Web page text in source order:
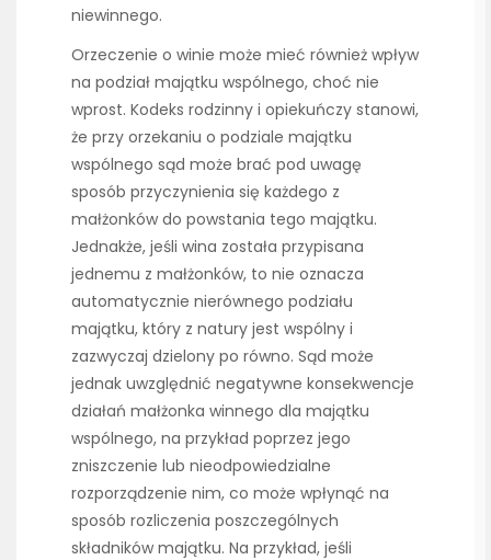
niewinnego.
Orzeczenie o winie może mieć również wpływ
na podział majątku wspólnego, choć nie
wprost. Kodeks rodzinny i opiekuńczy stanowi,
że przy orzekaniu o podziale majątku
wspólnego sąd może brać pod uwagę
sposób przyczynienia się każdego z
małżonków do powstania tego majątku.
Jednakże, jeśli wina została przypisana
jednemu z małżonków, to nie oznacza
automatycznie nierównego podziału
majątku, który z natury jest wspólny i
zazwyczaj dzielony po równo. Sąd może
jednak uwzględnić negatywne konsekwencje
działań małżonka winnego dla majątku
wspólnego, na przykład poprzez jego
zniszczenie lub nieodpowiedzialne
rozporządzenie nim, co może wpłynąć na
sposób rozliczenia poszczególnych
składników majątku. Na przykład, jeśli